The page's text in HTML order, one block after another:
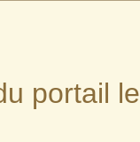
portail